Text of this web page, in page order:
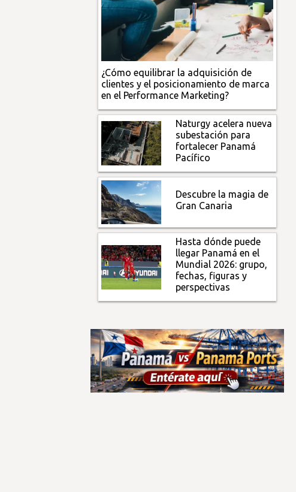
¿Cómo equilibrar la adquisición de
clientes y el posicionamiento de marca
en el Performance Marketing?
Naturgy acelera nueva
subestación para
fortalecer Panamá
Pacífico
Descubre la magia de
Gran Canaria
Hasta dónde puede
llegar Panamá en el
Mundial 2026: grupo,
fechas, figuras y
perspectivas